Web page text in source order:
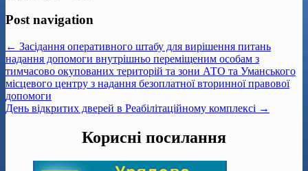
Post navigation
← Засідання оперативного штабу для вирішення питань
надання допомоги внутрішньо переміщеним особам з
тимчасово окупованих територій та зони АТО та Уманського
місцевого центру з надання безоплатної вторинної правової
допомоги
День відкритих дверей в Реабілітаційному комплексі →
Корисні посилання